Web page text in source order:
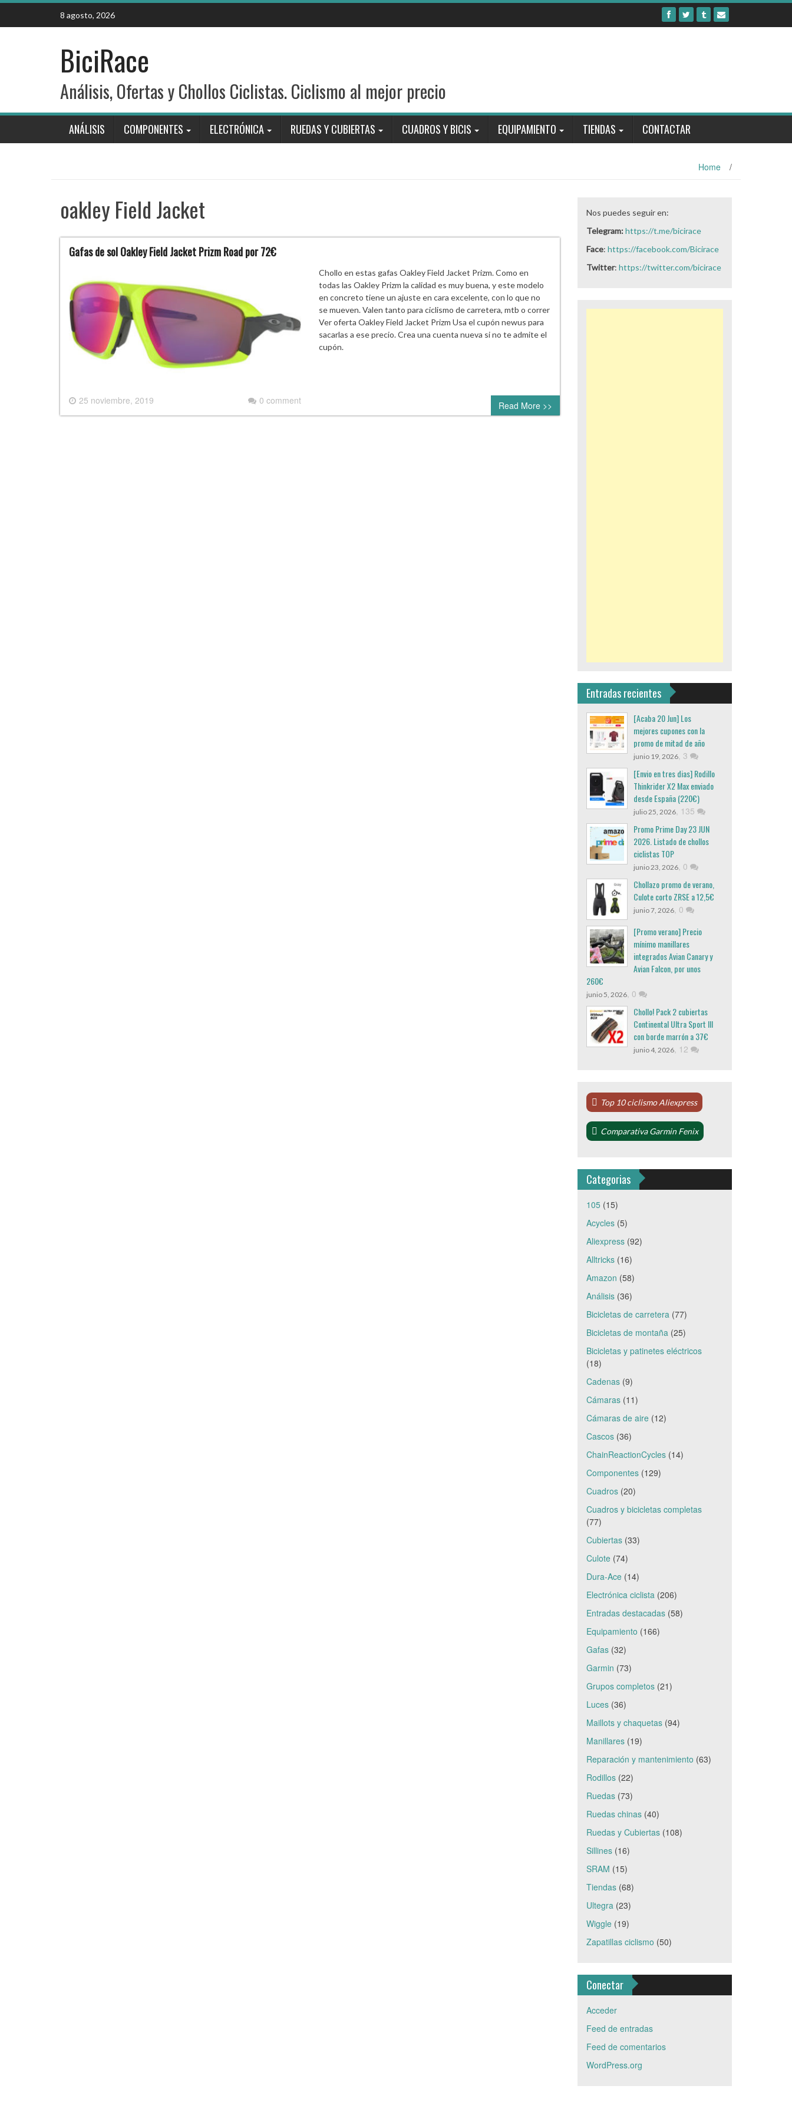
Skip
content
8 agosto, 2026
BiciRace
Análisis, Ofertas y Chollos Ciclistas. Ciclismo al mejor precio
ANÁLISIS COMPONENTES ELECTRÓNICA RUEDAS Y CUBIERTAS CUADROS Y BICIS EQUIPAMIENTO TIENDAS CONTACTAR
Home /
oakley Field Jacket
Gafas de sol Oakley Field Jacket Prizm Road por 72€
25 noviembre, 2019 0 comment
Chollo en estas gafas Oakley Field Jacket Prizm. Como en
todas las Oakley Prizm la calidad es muy buena, y este modelo
en concreto tiene un ajuste en cara excelente, con lo que no
se mueven. Valen tanto para ciclismo de carretera, mtb o correr
Ver oferta Oakley Field Jacket Prizm Usa el cupón newus para
sacarlas a ese precio. Crea una cuenta nueva si no te admite el
cupón.
Read More >>
Nos puedes seguir en:
Telegram:https://t.me/bicirace
Face: https://facebook.com/Bicirace
Twitter: https://twitter.com/bicirace
Entradas recientes
[Acaba 20 Jun] Los
mejores cupones con la
promo de mitad de año
junio 19, 2026, 3
[Envio en tres dias] Rodillo
Thinkrider X2 Max enviado
desde España (220€)
julio 25, 2026, 135
Promo Prime Day 23 JUN
2026. Listado de chollos
ciclistas TOP
junio 23, 2026, 0
Chollazo promo de verano,
Culote corto ZRSE a 12,5€
junio 7, 2026, 0
[Promo verano] Precio
mínimo manillares
integrados Avian Canary y
Avian Falcon, por unos
260€
junio 5, 2026, 0
Chollo! Pack 2 cubiertas
Continental Ultra Sport III
con borde marrón a 37€
junio 4, 2026, 12
Top 10 ciclismo Aliexpress
Comparativa Garmin Fenix
Categorias
105(15)
Acycles(5)
Aliexpress(92)
Alltricks(16)
Amazon (58)
Análisis(36)
Bicicletas de carretera(77)
Bicicletas de montaña(25)
Bicicletas y patinetes eléctricos
(18)
Cadenas(9)
Cámaras(11)
Cámaras de aire(12)
Cascos(36)
ChainReactionCycles(14)
Componentes(129)
Cuadros(20)
Cuadros y bicicletas completas
(77)
Cubiertas(33)
Culote(74)
Dura-Ace(14)
Electrónica ciclista(206)
Entradas destacadas(58)
Equipamiento (166)
Gafas(32)
Garmin (73)
Grupos completos(21)
Luces(36)
Maillots y chaquetas(94)
Manillares(19)
Reparación y mantenimiento (63)
Rodillos(22)
Ruedas(73)
Ruedas chinas(40)
Ruedas y Cubiertas(108)
Sillines(16)
SRAM (15)
Tiendas(68)
Ultegra(23)
Wiggle(19)
Zapatillas ciclismo (50)
Conectar
Acceder
Feed de entradas
Feed de comentarios
WordPress.org